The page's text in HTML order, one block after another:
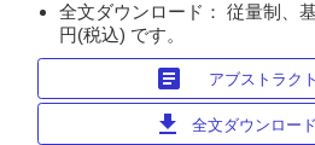
全文ダウンロード： 従量制、
円(税込) です。
article アブストラク
download 全文ダウンロー